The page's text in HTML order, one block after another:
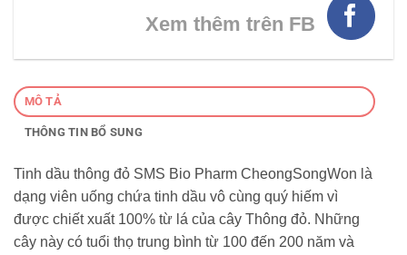
Xem thêm trên FB
MÔ TẢ
THÔNG TIN BỔ SUNG
Tinh dầu thông đỏ SMS Bio Pharm CheongSongWon là
dạng viên uống chứa tinh dầu vô cùng quý hiếm vì
được chiết xuất 100% từ lá của cây Thông đỏ. Những
cây này có tuổi thọ trung bình từ 100 đến 200 năm và